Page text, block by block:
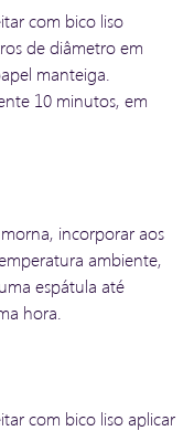
com bico liso
de diâmetro em
manteiga.
10 minutos, em
incorporar aos
ambiente,
espátula até
hora.
com bico liso aplicar